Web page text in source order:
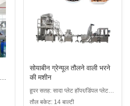
सोयाबीन ग्रेन्यूल तौलने वाली भरने
की मशीन
हूपर सतह: सादा प्लेट हॉपर/डिंपल प्लेट
हॉपर
तौल बकेट: 14 बाल्टी